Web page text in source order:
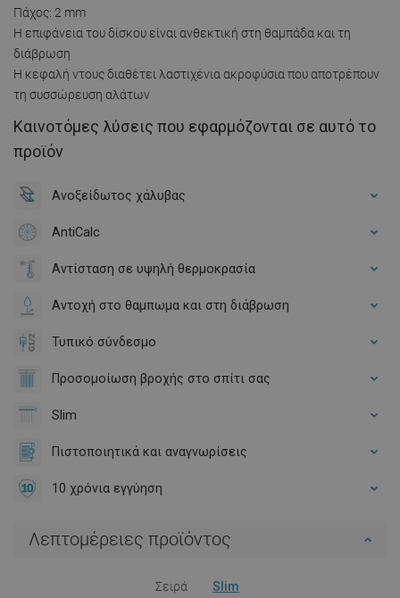
Πάχος: 2 mm
Η επιφάνεια του δίσκου είναι ανθεκτική στη θαμπάδα και τη
διάβρωση
Η κεφαλή ντους διαθέτει λαστιχένια ακροφύσια που αποτρέπουν
τη συσσώρευση αλάτων
Καινοτόμες λύσεις που εφαρμόζονται σε αυτό το
προϊόν
Ανοξείδωτος χάλυβας
AntiCalc
Αντίσταση σε υψηλή θερμοκρασία
Αντοχή στο θαμπωμα και στη διάβρωση
Τυπικό σύνδεσμο
Προσομοίωση βροχής στο σπίτι σας
Slim
Πιστοποιητικά και αναγνωρίσεις
10 χρόνια εγγύηση
Λεπτομέρειες προϊόντος
Σειρά Slim